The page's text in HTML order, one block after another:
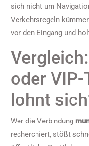
sich nicht um
Verkehrsregeln
vor den Eingang und
oder
lohnt
Wer die Verbindung
recherchiert, stößt